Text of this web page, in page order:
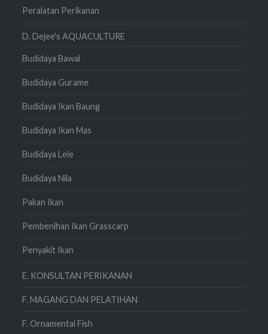
Peralatan Perikanan
D. Dejee's AQUACULTURE
Budidaya Bawal
Budidaya Gurame
Budidaya Ikan Baung
Budidaya Ikan Mas
Budidaya Lele
Budidaya Nila
Pakan Ikan
Pembenihan Ikan Grasscarp
Penyakit Ikan
E. KONSULTAN PERIKANAN
F. MAGANG DAN PELATIHAN
F. Ornamental Fish